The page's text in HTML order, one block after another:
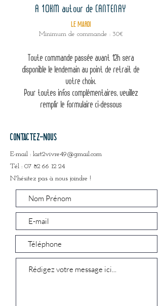
A 10KM autour de CANTENAY
LE MARDI
Minimum de commande : 30€
Toute commande passée avant 12h sera
disponible le lendemain au point de retrait de
votre choix.
Pour toutes infos complémentaires, veuillez
remplir le formulaire ci-dessous
contactez-nous
E-mail : lart2vivre49@gmail.com
Tél : 07 82 66 12 24
N'hésitez pas à nous joindre !